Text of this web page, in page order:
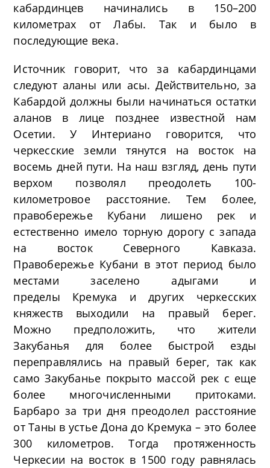
кабардинцев начинались в 150–200
километрах от Лабы. Так и было в
последующие века.
Источник говорит, что за кабардинцами
следуют аланы или асы. Действительно, за
Кабардой должны были начинаться остатки
аланов в лице позднее известной нам
Осетии. У Интериано говорится, что
черкесские земли тянутся на восток на
восемь дней пути. На наш взгляд, день пути
верхом позволял преодолеть 100-
километровое расстояние. Тем более,
правобережье Кубани лишено рек и
естественно имело торную дорогу с запада
на восток Северного Кавказа.
Правобережье Кубани в этот период было
местами заселено адыгами и
пределы Кремука и других черкесских
княжеств выходили на правый берег.
Можно предположить, что жители
Закубанья для более быстрой езды
переправлялись на правый берег, так как
само Закубанье покрыто массой рек с еще
более многочисленными притоками.
Барбаро за три дня преодолел расстояние
от Таны в устье Дона до Кремука – это более
300 километров. Тогда протяженность
Черкесии на восток в 1500 году равнялась